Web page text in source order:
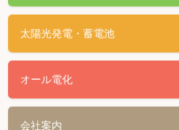
太陽光発電・蓄電池
オール電化
会社案内